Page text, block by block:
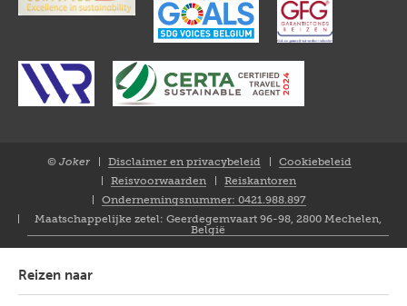
© Joker
Disclaimer en privacybeleid
Cookiebeleid
Reisvoorwaarden
Reiskantoren
Ondernemingsnummer: 0421.988.897
Maatschappelijke zetel: Geerdegemvaart 96-98, 2800 Mechelen,
België
Reizen naar